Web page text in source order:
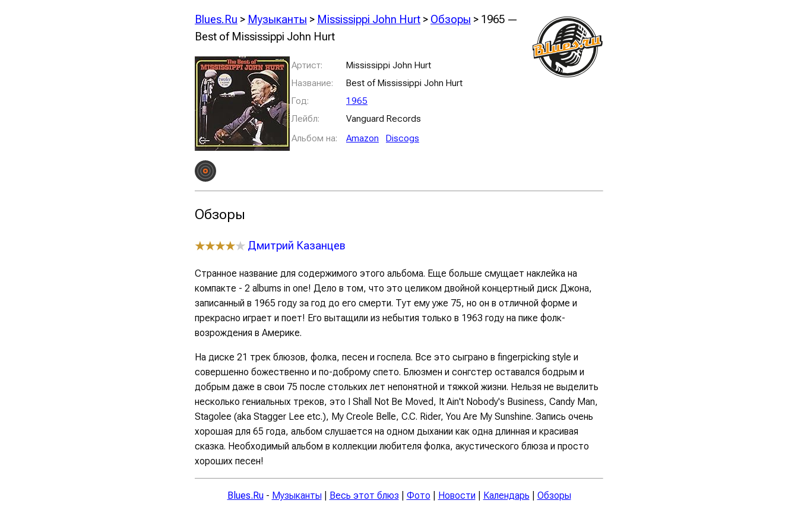
Blues.Ru > Музыканты > Mississippi John Hurt > Обзоры > 1965 —
Best of Mississippi John Hurt
Артист:
Mississippi John Hurt
Название:
Best of Mississippi John Hurt
Год:
1965
Лейбл:
Vanguard Records
Альбом на:
Amazon Discogs
Обзоры
★★★★★ Дмитрий Казанцев
Странное название для содержимого этого альбома. Еще больше смущает наклейка на
компакте - 2 albums in one! Дело в том, что это целиком двойной концертный диск Джона,
записанный в 1965 году за год до его смерти. Тут ему уже 75, но он в отличной форме и
прекрасно играет и поет! Его вытащили из небытия только в 1963 году на пике фолк-
возрождения в Америке.
На диске 21 трек блюзов, фолка, песен и госпела. Все это сыграно в fingerpicking style и
совершенно божественно и по-доброму спето. Блюзмен и сонгстер оставался бодрым и
добрым даже в свои 75 после стольких лет непонятной и тяжкой жизни. Нельзя не выделить
несколько гениальных треков, это I Shall Not Be Moved, It Ain't Nobody's Business, Candy Man,
Stagolee (aka Stagger Lee etc.), My Creole Belle, C.C. Rider, You Are My Sunshine. Запись очень
хорошая для 65 года, альбом слушается на одном дыхании как одна длинная и красивая
сказка. Необходимый альбом в коллекции любителя фолка, акустического блюза и просто
хороших песен!
Blues.Ru- Музыканты Весь этот блюз Фото Новости Календарь Обзоры